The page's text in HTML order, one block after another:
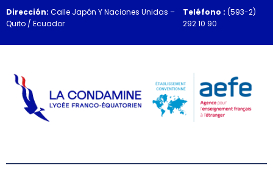
Dirección: Calle Japón Y Naciones Unidas –
Quito / Ecuador
Teléfono : (593-2)
292 10 90